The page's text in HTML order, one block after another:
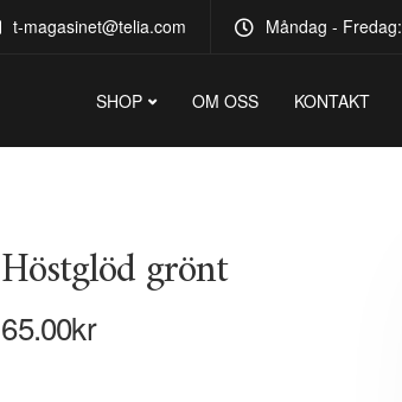
t-magasinet@telia.com Måndag -
SHOP OM OSS KONTAKT
Höstglöd grönt
65.00kr